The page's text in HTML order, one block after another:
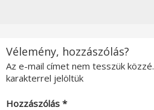
Vélemény, hozzászólás?
Az e-mail címet nem tesszük közzé.
karakterrel jelöltük
Hozzászólás *